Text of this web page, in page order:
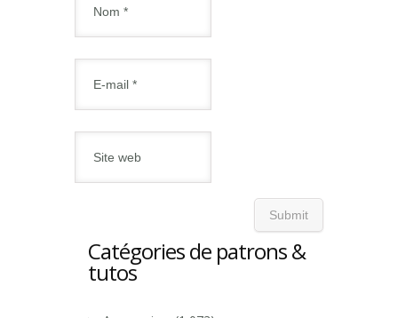
Catégories de patrons &
tutos